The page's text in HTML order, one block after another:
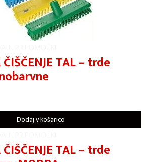
TAL – trde
Dodaj v košarico
TAL – trde